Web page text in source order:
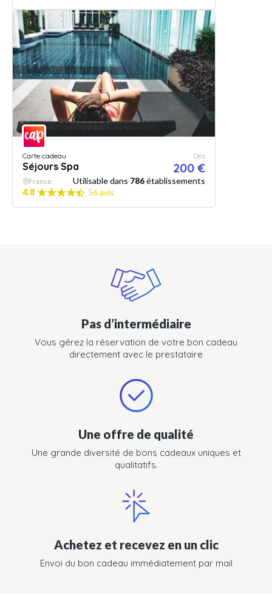
Carte cadeau
Séjours Spa
Dès
200 €
France Utilisable dans 786établissements
4.8
56 avis
Pas d’intermédiaire
Vous gérez la réservation de votre bon cadeau
directement avec le prestataire
Une offre de qualité
Une grande diversité de bons cadeaux uniques et
qualitatifs.
Achetez et recevez en un clic
Envoi du bon cadeau immédiatement par mail